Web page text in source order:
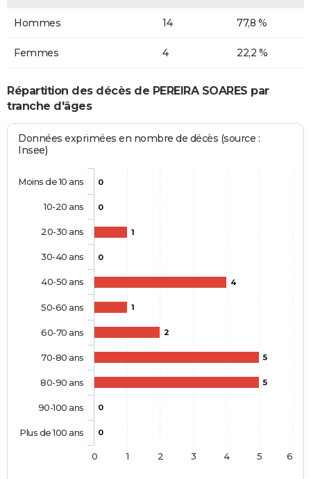
Hommes 14 77,8 %
Femmes 4 22,2 %
Répartition des décès de PEREIRA SOARES par
tranche d'âges
Données exprimées en nombre de décès (source :
Insee)
0
0
1
0
4
1
2
5
5
0
0
Moins de 10 ans
10-20 ans
20-30 ans
30-40 ans
40-50 ans
50-60 ans
60-70 ans
70-80 ans
80-90 ans
90-100 ans
Plus de 100 ans
0 1 2 3 4 5 6